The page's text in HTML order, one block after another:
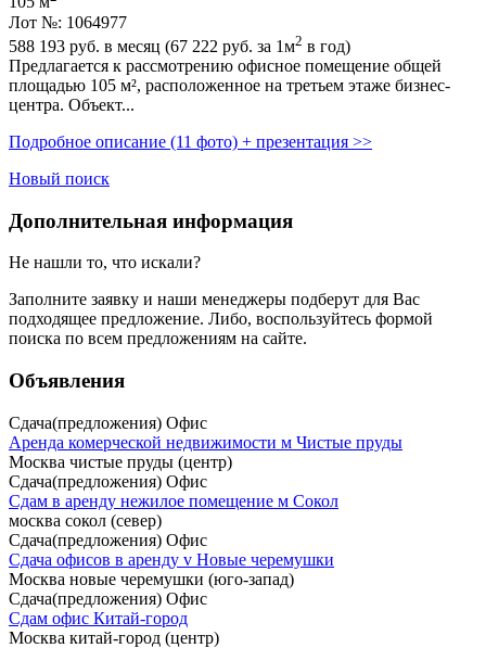
Лот №: 1064977
588 193 руб. в месяц (67 222 руб. за 1м2 в год)
Предлагается к рассмотрению офисное помещение общей
площадью 105 м²,­ расположенное на третьем этаже бизнес-
центра. Объект...
Подробное описание (11 фото) + презентация >>
Новый поиск
Дополнительная информация
Не нашли то, что искали?
Заполните заявку и наши менеджеры подберут для Вас
подходящее предложение. Либо, воспользуйтесь формой
поиска по всем предложениям на сайте.
Объявления
Сдача(предложения) Офис
Аренда комерческой недвижимости м Чистые пруды
Москва чистые пруды (центр)
Сдача(предложения) Офис
Сдам в аренду нежилое помещение м Сокол
москва сокол (север)
Сдача(предложения) Офис
Cдача офисов в аренду v Новые черемушки
Москва новые черемушки (юго-запад)
Сдача(предложения) Офис
Сдам офис Китай-город
Москва китай-город (центр)